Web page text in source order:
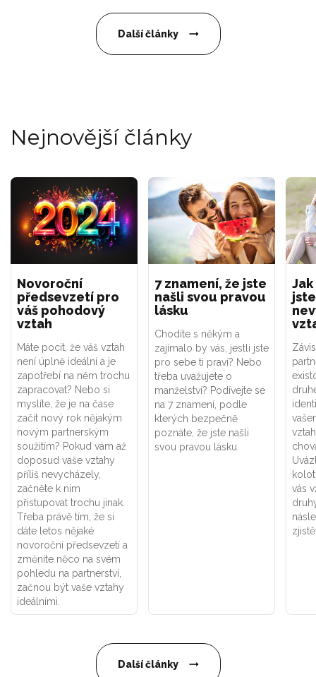
Další články
Nejnovější články
Novoroční
předsevzetí pro
váš pohodový
vztah
Máte pocit, že váš vztah
není úplně ideální a je
zapotřebí na něm trochu
zapracovat? Nebo si
myslíte, že je na čase
začít nový rok nějakým
novým partnerským
soužitím? Pokud vám až
doposud vaše vztahy
příliš nevycházely,
začněte k nim
přistupovat trochu jinak.
Třeba právě tím, že si
dáte letos nějaké
novoroční předsevzetí a
změníte něco na svém
pohledu na partnerství,
začnou být vaše vztahy
ideálními.
7 znamení, že jste
našli svou pravou
lásku
Chodíte s někým a
zajímalo by vás, jestli jste
pro sebe ti praví? Nebo
třeba uvažujete o
manželství? Podívejte se
na 7 znamení, podle
kterých bezpečně
poznáte, že jste našli
svou pravou lásku.
vás
Další články